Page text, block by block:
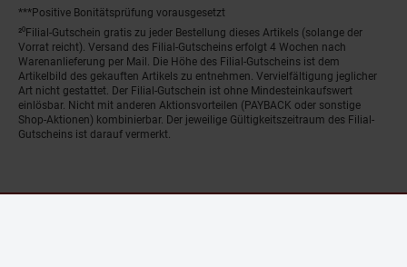
***Positive Bonitätsprüfung vorausgesetzt
²⁰Filial-Gutschein gratis zu jeder Bestellung dieses Artikels (solange der
Vorrat reicht). Versand des Filial-Gutscheins erfolgt 4 Wochen nach
Warenanlieferung per Mail. Die Höhe des Filial-Gutscheins ist dem
Artikelbild des gekauften Artikels zu entnehmen. Vervielfältigung jeglicher
Art nicht gestattet. Der Filial-Gutschein ist ohne Mindesteinkaufswert
einlösbar. Nicht mit anderen Aktionsvorteilen (PAYBACK oder sonstige
Shop-Aktionen) kombinierbar. Der jeweilige Gültigkeitszeitraum des Filial-
Gutscheins ist darauf vermerkt.